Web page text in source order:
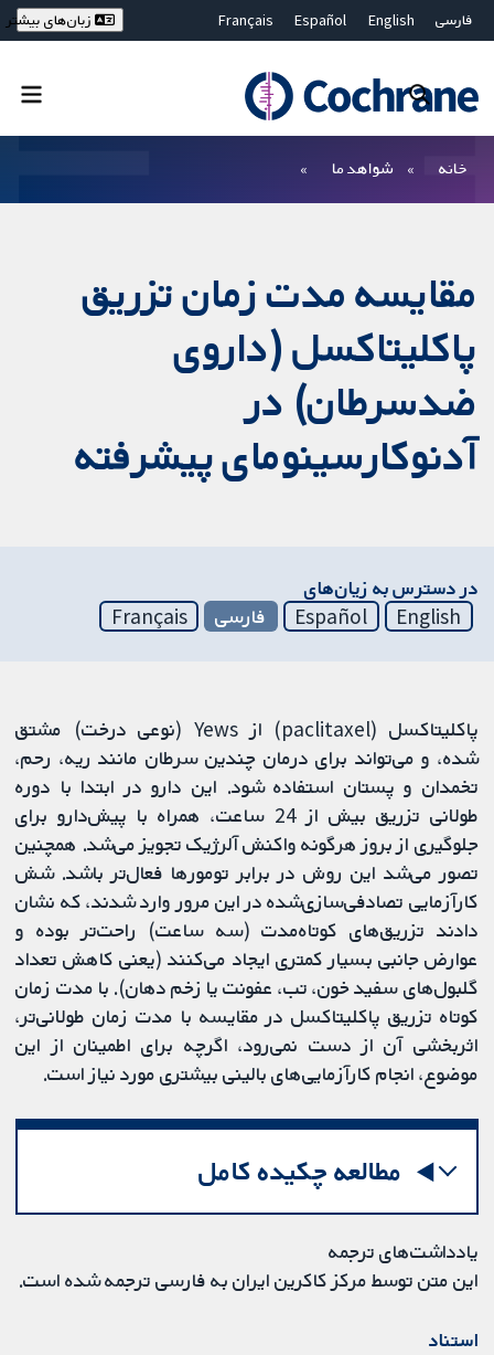
فارسی English
Español
Français
Bahasa Malaysia
ไทย
繁體中文
زبان‌های بیشتر
خانه شواهد ما
مقایسه مدت زمان تزریق
پاکلیتاکسل (داروی
ضدسرطان) در
آدنوکارسینومای پیشرفته
در دسترس به زیان‌های
English
Español فارسی Français
پاکلیتاکسل (paclitaxel) از Yews (نوعی درخت) مشتق
شده، و می‌تواند برای درمان چندین سرطان مانند ریه، رحم،
تخمدان و پستان استفاده شود. این دارو در ابتدا با دوره
طولانی تزریق بیش از 24 ساعت، همراه با پیش‌دارو برای
جلوگیری از بروز هرگونه واکنش آلرژیک تجویز می‌شد. همچنین
تصور می‌شد این روش در برابر تومورها فعال‌تر باشد. شش
کارآزمایی تصادفی‌سازی‌شده در این مرور وارد شدند، که نشان
دادند تزریق‌های کوتاه‌مدت (سه ساعت) راحت‌تر بوده و
عوارض جانبی بسیار کمتری ایجاد می‌کنند (یعنی کاهش تعداد
گلبول‌های سفید خون، تب، عفونت یا زخم دهان). با مدت زمان
کوتاه تزریق پاکلیتاکسل در مقایسه با مدت زمان طولانی‌تر،
اثربخشی آن از دست نمی‌رود، اگرچه برای اطمینان از این
موضوع، انجام کارآزمایی‌های بالینی بیشتری مورد نیاز است.
مطالعه چکیده کامل
یادداشت‌های ترجمه
این متن توسط مرکز کاکرین ایران به فارسی ترجمه شده است.
استناد